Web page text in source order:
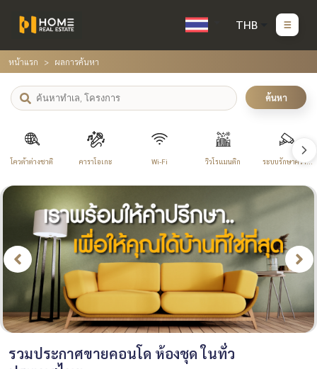
THB
หน้าแรก ผลการค้นหา
ค้นหา
โควต้าต่างชาติ คาราโอเกะ Wi-Fi วิวโรแมนติก ระบบรักษาความ
รวมประกาศขายคอนโด ห้องชุด ในทั่ว